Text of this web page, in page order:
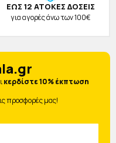
ΕΩΣ 12 ΑΤΟΚΕΣ ΔΟΣΕΙΣ
για αγορές άνω των 100€
κερδίστε 10% έκπτωση
προσφορές μας!